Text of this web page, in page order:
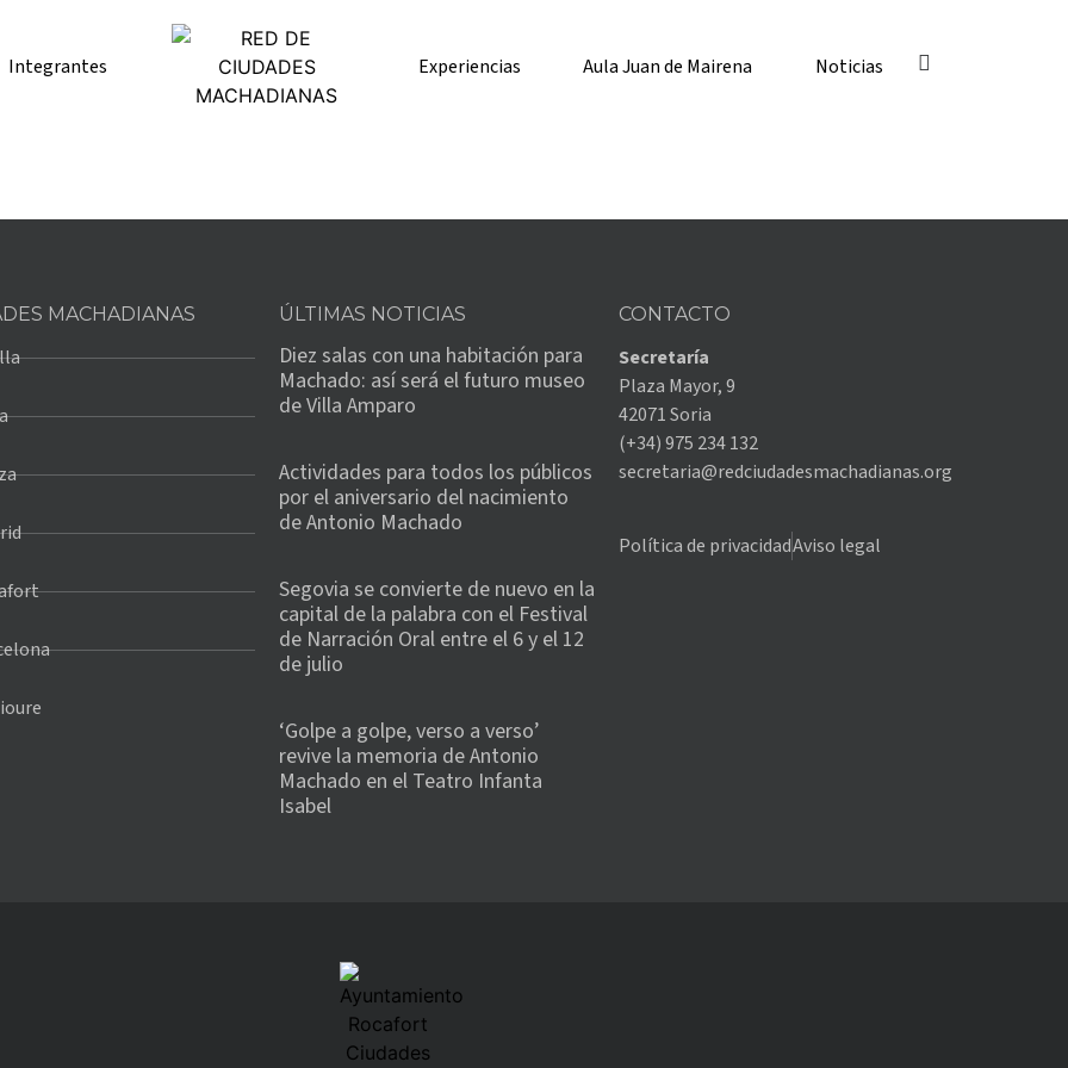
Integrantes Experiencias Aula Juan de Mairena Noticias
MACHADIANAS ÚLTIMAS NOTICIAS
Diez salas con una habitación para
Machado: así será el futuro museo
de Villa Amparo
Actividades para todos los públicos
por el aniversario del nacimiento
de Antonio Machado
Segovia se convierte de nuevo en la
capital de la palabra con el Festival
de Narración Oral entre el 6 y el 12
de julio
‘Golpe a golpe, verso a verso’
revive la memoria de Antonio
Machado en el Teatro Infanta
Isabel
CONTACTO
Secretaría
Plaza Mayor, 9
42071 Soria
(+34) 975 234 132
secretaria@redciudadesmachadianas.org
Política de privacidadAviso legal